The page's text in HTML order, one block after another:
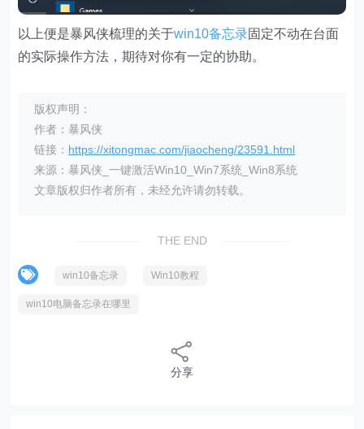
以上便是暴风侠梳理的关于win10备忘录固定不动在台面
的实际操作方法，期待对你有一定的协助。
版权声明：
作者：暴风侠
链接： https://xitongmac.com/jiaocheng/23591.html
来源：暴风侠_一键激活Win10_Win7系统_Win8系统
文章版权归作者所有，未经允许请勿转载。
THE END
win10备忘录 Win10教程
win10电脑备忘录在哪里
分享